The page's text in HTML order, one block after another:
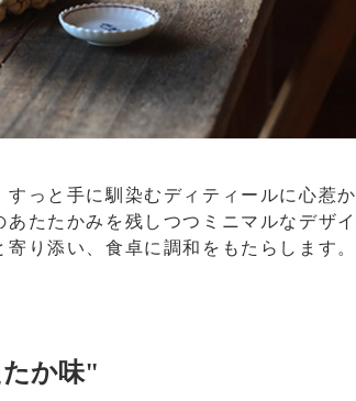
すっと手に馴染むディティールに心惹か
あたたかみを残しつつミニマルなデザイ
り添い、食卓に調和をもたらします。
か味"